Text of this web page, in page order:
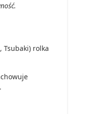
Tsubaki) rolka